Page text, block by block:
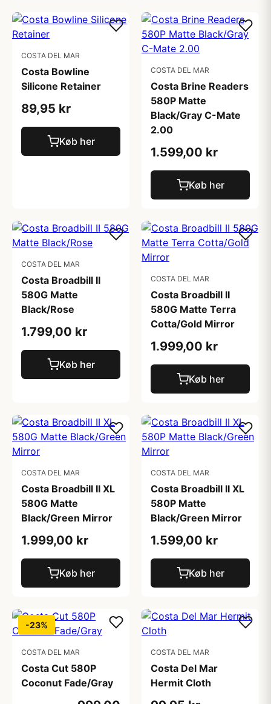
COSTA DEL MAR
Costa Bowline
Silicone Retainer
89,95 kr
Køb her
COSTA DEL MAR
Costa Brine Readers
580P Matte
Black/Gray C-Mate
2.00
1.599,00 kr
Køb her
COSTA DEL MAR
Costa Broadbill II
580G Matte
Black/Rose
1.799,00 kr
Køb her
COSTA DEL MAR
Costa Broadbill II
580G Matte Terra
Cotta/Gold Mirror
1.999,00 kr
Køb her
COSTA DEL MAR
Costa Broadbill II XL
580G Matte
Black/Green Mirror
1.999,00 kr
Køb her
COSTA DEL MAR
Costa Broadbill II XL
580P Matte
Black/Green Mirror
1.599,00 kr
Køb her
-23%
COSTA DEL MAR
Costa Cut 580P
Coconut Fade/Gray
COSTA DEL MAR
Costa Del Mar
Hermit Cloth